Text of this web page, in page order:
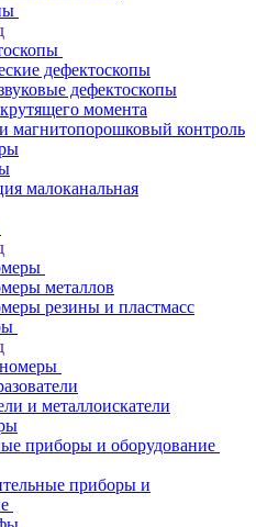
дефектоскопы
дефектоскопы
момента
магнитопорошковый контроль
малоканальная
металлов
резины и пластмасс
и металлоискатели
приборы и оборудование
приборы и